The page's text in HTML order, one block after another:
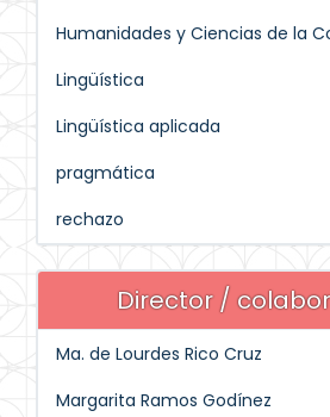
Humanidades y Ciencias de la
Lingüística
Lingüística aplicada
pragmática
rechazo
Director /
Ma. de Lourdes Rico Cruz
Margarita Ramos Godínez